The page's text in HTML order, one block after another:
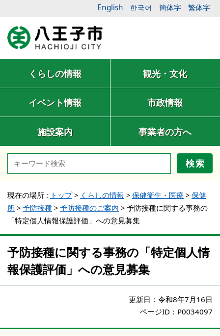
English 한국어 簡体字 繁体字
くらしの情報 観光・文化
イベント情報 市政情報
施設案内 事業者の方へ
検索
現在の場所 : トップ> くらしの情報 > 保健衛生・医療 > 保健
所 > 予防接種 > 予防接種のご案内 > 予防接種に関する事務の
「特定個人情報保護評価」への意見募集
予防接種に関する事務の「特定個人情
報保護評価」への意見募集
更新日： 令和8年7月16日
ページID：P0034097